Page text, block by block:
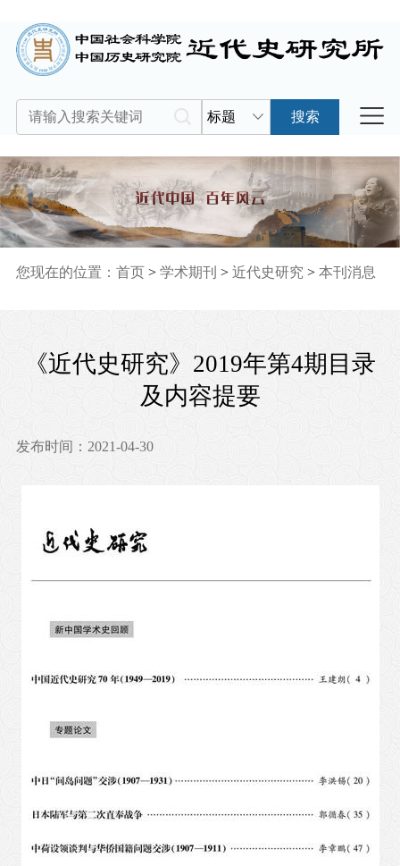
标题 搜索
您现在的位置： 首页> 学术期刊 > 近代史研究 > 本刊消息
《近代史研究》2019年第4期目录
及内容提要
发布时间：2021-04-30